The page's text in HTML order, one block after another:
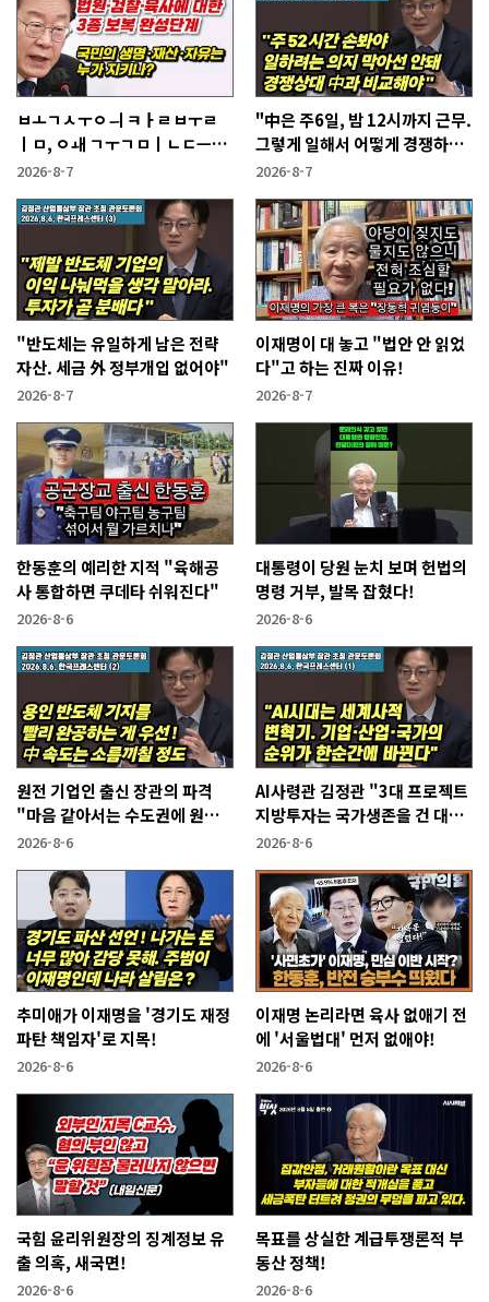
ㅂㅗㄱㅅㅜㅇㅢ ㅋㅏㄹㅂㅜㄹ
ㅣㅁ, ㅇㅙ ㄱㅜㄱㅁㅣㄴㄷㅡㄹ
ㅇㅣ ㄷㅏㅇㅎㅐㅇㅑ ㅎㅏㄴㅏ?
2026-8-7
"中은 주6일, 밤 12시까지 근무.
그렇게 일해서 어떻게 경쟁하냐
반문하더라"
2026-8-7
"반도체는 유일하게 남은 전략
자산. 세금 外 정부개입 없어야"
2026-8-7
이재명이 대 놓고 "법안 안 읽었
다"고 하는 진짜 이유!
2026-8-7
한동훈의 예리한 지적 "육해공
사 통합하면 쿠데타 쉬워진다"
2026-8-6
대통령이 당원 눈치 보며 헌법의
명령 거부, 발목 잡혔다!
2026-8-6
원전 기업인 출신 장관의 파격
"마음 같아서는 수도권에 원전
짓고싶다"
2026-8-6
AI사령관 김정관 "3대 프로젝트
지방투자는 국가생존을 건 대전
략"
2026-8-6
추미애가 이재명을 '경기도 재정
파탄 책임자'로 지목!
2026-8-6
이재명 논리라면 육사 없애기 전
에 '서울법대' 먼저 없애야!
2026-8-6
국힘 윤리위원장의 징계정보 유
출 의혹, 새국면!
2026-8-6
목표를 상실한 계급투쟁론적 부
동산 정책!
2026-8-6